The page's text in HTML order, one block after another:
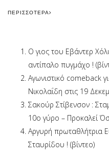
ΠΕΡΙΣΣΌΤΕΡΑ
Ο γιος του Εβάντερ
αντίπαλο πυγμάχο !
Αγωνιστικό comeback
Νικολαΐδη στις 19
Σακούρ Στίβενσον :
10ο γύρο – Προκαλεί
Αργυρή πρωταθλήτρια
Σταυρίδου ! (βίντεο)